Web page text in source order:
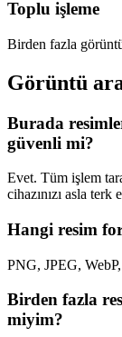
Toplu işleme
Birden fazla
Görüntü
Burada
güvenli mi?
Evet. Tüm işlem
cihazınızı asla terk
Hangi resim
PNG, JPEG,
Birden fazla
miyim?